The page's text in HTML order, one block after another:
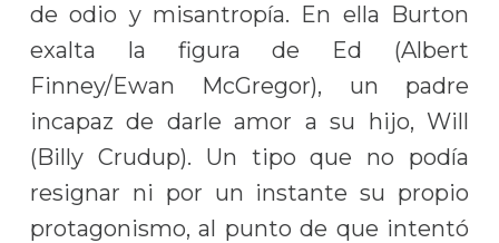
de odio y misantropía. En ella Burton
exalta la figura de Ed (Albert
Finney/Ewan McGregor), un padre
incapaz de darle amor a su hijo, Will
(Billy Crudup). Un tipo que no podía
resignar ni por un instante su propio
protagonismo, al punto de que intentó